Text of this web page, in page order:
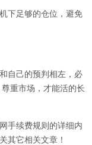
下足够的仓位，避免
自己的预判相左，必
重市场，才能活的长
手续费规则的详细内
其它相关文章！